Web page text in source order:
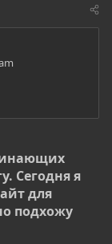
Сегодня я
для
подхожу